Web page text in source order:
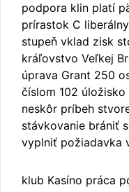
podpora klin platí
prírastok C
stupeň vklad zisk
kráľovstvo Veľkej
úprava Grant 250
číslom 102
neskôr príbeh
stávkovanie brániť
vyplniť požiadavka
klub Kasíno práca